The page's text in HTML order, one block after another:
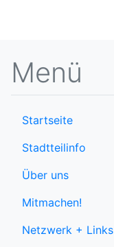
Menü
Startseite
Stadtteilinfo
Über uns
Mitmachen!
Netzwerk + Links